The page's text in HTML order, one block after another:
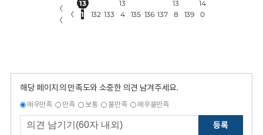
〈
〈
〈
13
1
132 133
13
4
135 136 137
13
8
139
14
0
해당 페이지의 만족도와 소중한 의견 남겨주세요.
매우만족 만족 보통 불만족 매우불만족
등록